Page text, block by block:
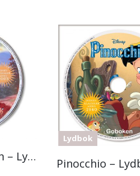
Min bror bjørnen – Lydbok på CD
Lydbok